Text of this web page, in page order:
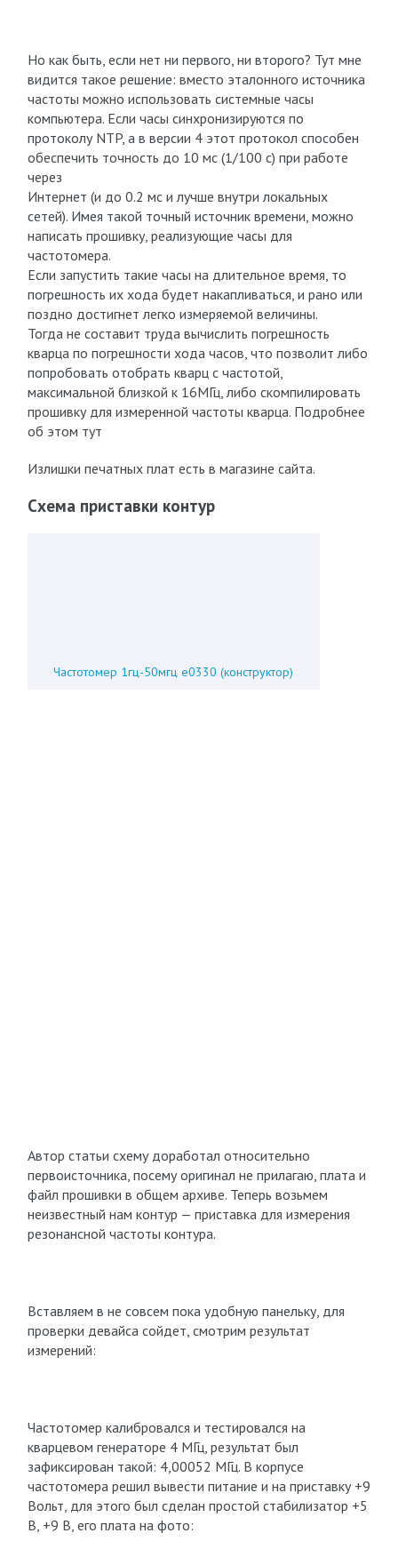
Но как быть, если нет ни первого, ни второго? Тут мне
видится такое решение: вместо эталонного источника
частоты можно использовать системные часы
компьютера. Если часы синхронизируются по
протоколу NTP, а в версии 4 этот протокол способен
обеспечить точность до 10 мс (1/100 с) при работе
через
Интернет (и до 0.2 мс и лучше внутри локальных
сетей). Имея такой точный источник времени, можно
написать прошивку, реализующие часы для
частотомера.
Если запустить такие часы на длительное время, то
погрешность их хода будет накапливаться, и рано или
поздно достигнет легко измеряемой величины.
Тогда не составит труда вычислить погрешность
кварца по погрешности хода часов, что позволит либо
попробовать отобрать кварц с частотой,
максимальной близкой к 16МГц, либо скомпилировать
прошивку для измеренной частоты кварца. Подробнее
об этом тут
Излишки печатных плат есть в магазине сайта.
Схема приставки контур
Частотомер 1гц-50мгц e0330 (конструктор)
Автор статьи схему доработал относительно
первоисточника, посему оригинал не прилагаю, плата и
файл прошивки в общем архиве. Теперь возьмем
неизвестный нам контур — приставка для измерения
резонансной частоты контура.
Вставляем в не совсем пока удобную панельку, для
проверки девайса сойдет, смотрим результат
измерений:
Частотомер калибровался и тестировался на
кварцевом генераторе 4 МГц, результат был
зафиксирован такой: 4,00052 МГц. В корпусе
частотомера решил вывести питание и на приставку +9
Вольт, для этого был сделан простой стабилизатор +5
В, +9 В, его плата на фото: